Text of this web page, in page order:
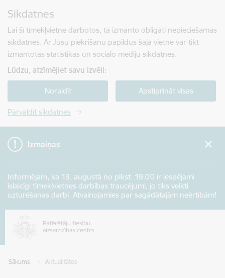
Sīkdatnes
Lai šī tīmekļvietne darbotos, tā izmanto obligāti nepieciešamās
sīkdatnes. Ar Jūsu piekrišanu papildus šajā vietnē var tikt
izmantotas statistikas un sociālo mediju sīkdatnes.
Lūdzu, atzīmējiet savu izvēli:
Noraidīt Apstiprināt visas
Pārvaldīt sīkdatnes
Izmaiņas
Informējam, ka 13. augustā no plkst. 19.00 ir iespējami
īslaicīgi tīmekļvietnes darbības traucējumi, jo tiks veikti
uzturēšanas darbi. Atvainojamies par sagādātajām neērtībām!
Sākums Aktualitātes